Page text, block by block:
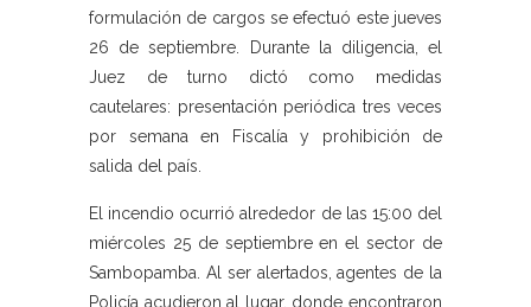
formulación de cargos se efectuó este jueves
26 de septiembre. Durante la diligencia, el
Juez de turno dictó como medidas
cautelares: presentación periódica tres veces
por semana en Fiscalía y prohibición de
salida del país.
El incendio ocurrió alrededor de las 15:00 del
miércoles 25 de septiembre en el sector de
Sambopamba. Al ser alertados, agentes de la
Policía acudieron al lugar, donde encontraron